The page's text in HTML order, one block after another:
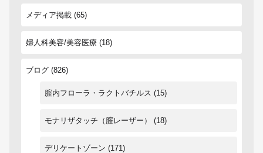
メディア掲載 (65)
婦人科美容/美容医療 (18)
ブログ (826)
腟内フローラ・ラクトバチルス (15)
モナリザタッチ（腟レーザー） (18)
デリケートゾーン (171)